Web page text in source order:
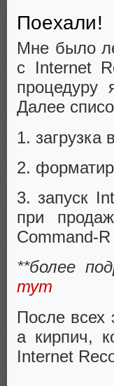
Поехали!
Мне было
с Internet
Далее
1. загрузка
2.
3. запуск
при
Command-R
**более
тут
После всех
а кирпич,
Internet